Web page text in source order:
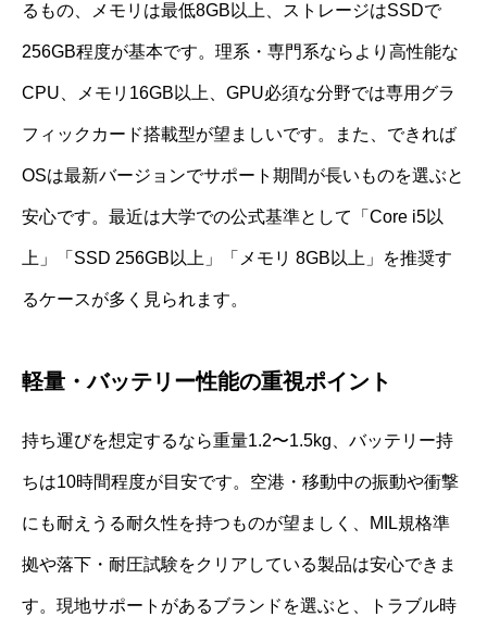
るもの、メモリは最低8GB以上、ストレージはSSDで
256GB程度が基本です。理系・専門系ならより高性能な
CPU、メモリ16GB以上、GPU必須な分野では専用グラ
フィックカード搭載型が望ましいです。また、できれば
OSは最新バージョンでサポート期間が長いものを選ぶと
安心です。最近は大学での公式基準として「Core i5以
上」「SSD 256GB以上」「メモリ 8GB以上」を推奨す
るケースが多く見られます。
軽量・バッテリー性能の重視ポイント
持ち運びを想定するなら重量1.2〜1.5kg、バッテリー持
ちは10時間程度が目安です。空港・移動中の振動や衝撃
にも耐えうる耐久性を持つものが望ましく、MIL規格準
拠や落下・耐圧試験をクリアしている製品は安心できま
す。現地サポートがあるブランドを選ぶと、トラブル時